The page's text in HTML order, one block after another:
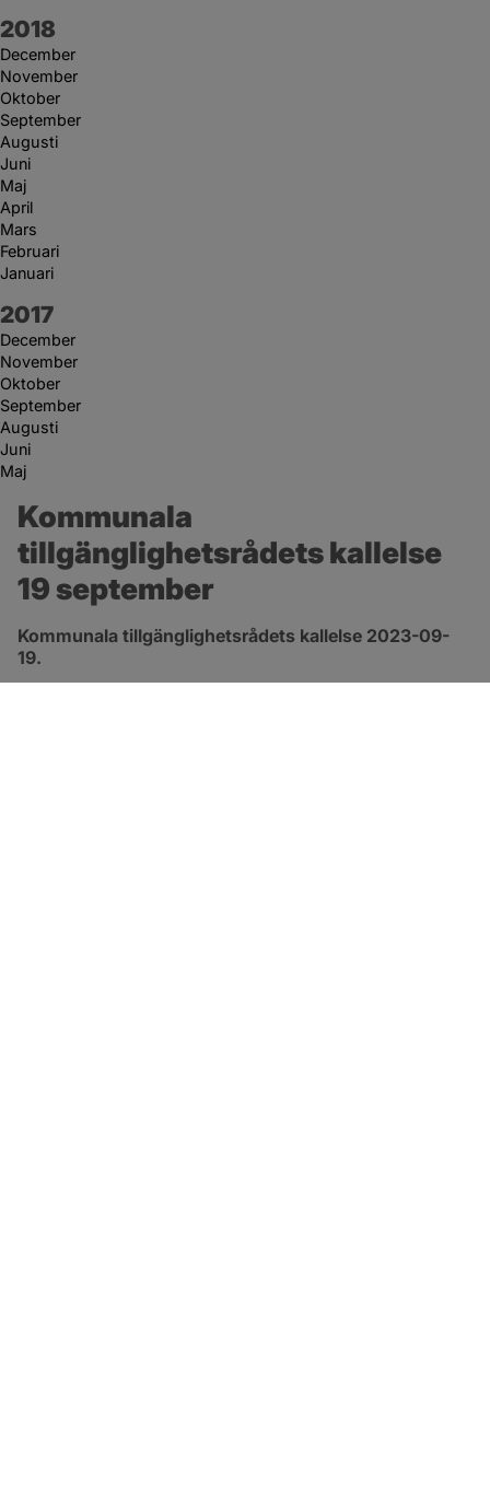
År:
2018
December
November
Oktober
September
Augusti
Juni
Maj
April
Mars
Februari
Januari
År:
2017
December
November
Oktober
September
Augusti
Juni
Maj
Kommunala
tillgänglighetsrådets kallelse
19 september
Kommunala tillgänglighetsrådets kallelse 2023-09-
19.